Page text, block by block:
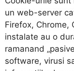
un web-server
Firefox, Chrome,
instalate au o
ramanand
software, virusi